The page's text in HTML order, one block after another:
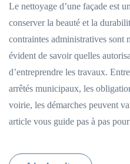
Le nettoyage d’une façade est
conserver la beauté et la
contraintes administratives sont
évident de savoir quelles
d’entreprendre les travaux.
arrêtés municipaux, les
voirie, les démarches peuvent
article vous guide pas à pas